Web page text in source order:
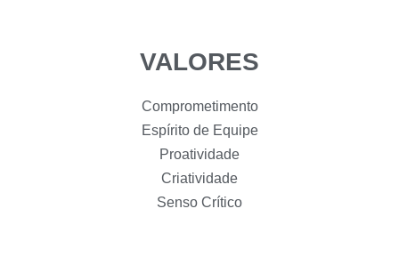
VALORES
Comprometimento
Espírito de Equipe
Proatividade
Criatividade
Senso Crítico